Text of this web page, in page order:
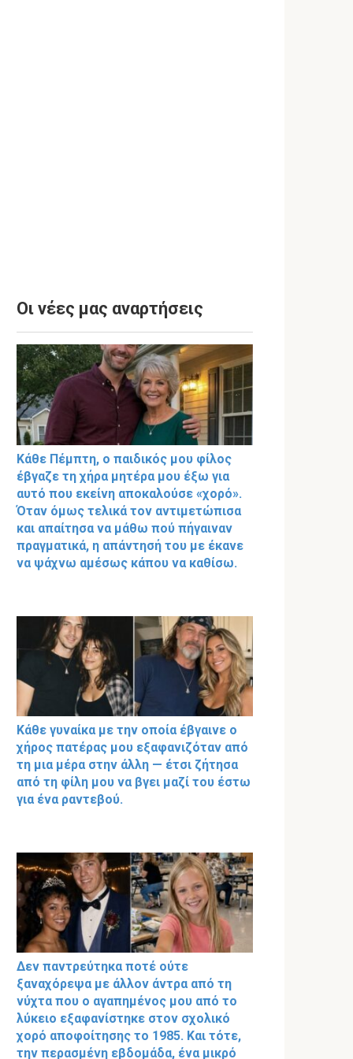
Οι νέες μας αναρτήσεις
Κάθε Πέμπτη, ο παιδικός μου φίλος
έβγαζε τη χήρα μητέρα μου έξω για
αυτό που εκείνη αποκαλούσε «χορό».
Όταν όμως τελικά τον αντιμετώπισα
και απαίτησα να μάθω πού πήγαιναν
πραγματικά, η απάντησή του με έκανε
να ψάχνω αμέσως κάπου να καθίσω.
Κάθε γυναίκα με την οποία έβγαινε ο
χήρος πατέρας μου εξαφανιζόταν από
τη μια μέρα στην άλλη — έτσι ζήτησα
από τη φίλη μου να βγει μαζί του έστω
για ένα ραντεβού.
Δεν παντρεύτηκα ποτέ ούτε
ξαναχόρεψα με άλλον άντρα από τη
νύχτα που ο αγαπημένος μου από το
λύκειο εξαφανίστηκε στον σχολικό
χορό αποφοίτησης το 1985. Και τότε,
την περασμένη εβδομάδα, ένα μικρό